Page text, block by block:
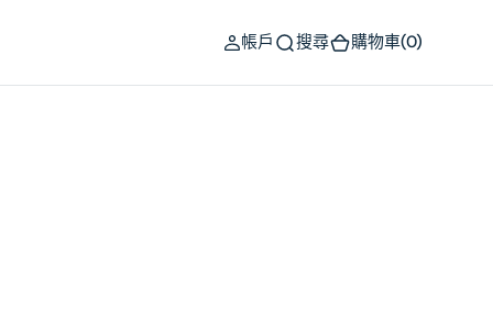
帳戶 搜尋 購物車(0)